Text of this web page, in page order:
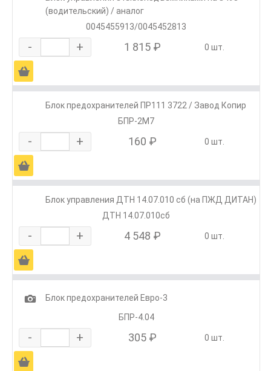
(водительский) / аналог
0045455913/0045452813
- + 1 815 ₽ 0 шт.
Ä
Блок предохранителей ПР111 3722 / Завод Копир
БПР-2М7
- + 160 ₽ 0 шт.
Ä
Блок управления ДТН 14.07.010 сб (на ПЖД ДИТАН)
ДТН 14.07.010сб
- + 4 548 ₽ 0 шт.
Ä
1
Блок предохранителей Евро-3
БПР-4.04
- + 305 ₽ 0 шт.
Ä